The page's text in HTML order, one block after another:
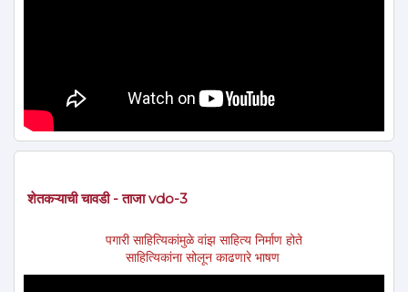
शेतकऱ्याची चावडी - ताजा vdo-3
पगारी साहित्यिकांमुळे वांझ साहित्य निर्माण होते
साहित्यिकांना सोलून काढणारे भाषण